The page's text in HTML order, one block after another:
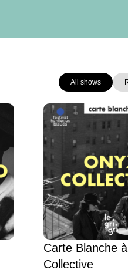
All shows
Carte Blanche
Collective